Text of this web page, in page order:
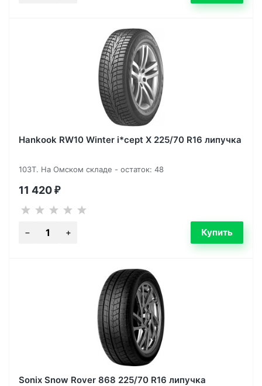
Hankook RW10 Winter i*cept X 225/70 R16 липучка
103T. На Омском складе - остаток: 48
11 420 ₽
Sonix Snow Rover 868 225/70 R16 липучка